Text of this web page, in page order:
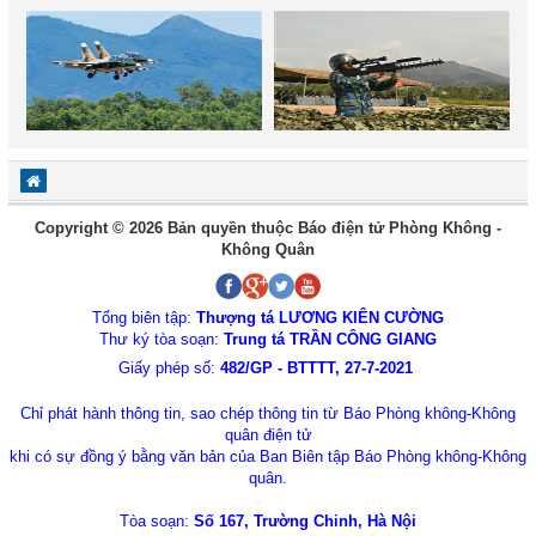
Copyright © 2026 Bản quyền thuộc Báo điện tử Phòng Không -
Không Quân
Tổng biên tập: Thượng tá LƯƠNG KIÊN CƯỜNG
Thư ký tòa soạn: Trung tá TRẦN CÔNG GIANG
Giấy phép số: 482/GP - BTTTT, 27-7-2021
Chỉ phát hành thông tin, sao chép thông tin từ Báo Phòng không-Không
quân điện tử
khi có sự đồng ý bằng văn bản của Ban Biên tập Báo Phòng không-Không
quân.
Tòa soạn: Số 167, Trường Chinh, Hà Nội